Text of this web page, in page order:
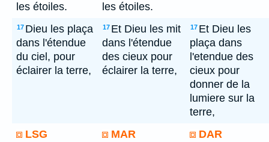
les étoiles.
les étoiles.
17 Dieu les plaça
dans l'étendue
du ciel, pour
éclairer la terre,
17 Et Dieu les mit
dans l'étendue
des cieux pour
éclairer la terre,
17 Et Dieu les
plaça dans
l'etendue des
cieux pour
donner de la
lumiere sur la
terre,
LSG
MAR DAR